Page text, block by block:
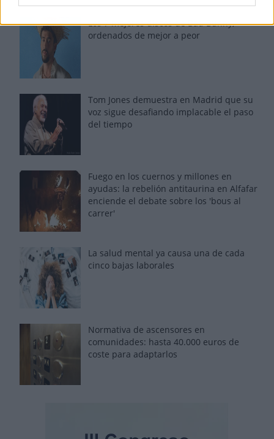
Los 7 mejores discos de Bad Bunny,
ordenados de mejor a peor
Tom Jones demuestra en Madrid que su
voz sigue desafiando implacable el paso
del tiempo
Fuego en los cuernos y millones en
ayudas: la rebelión antitaurina en Alfafar
enciende el debate sobre los 'bous al
carrer'
La salud mental ya causa una de cada
cinco bajas laborales
Normativa de ascensores en
comunidades: hasta 40.000 euros de
coste para adaptarlos